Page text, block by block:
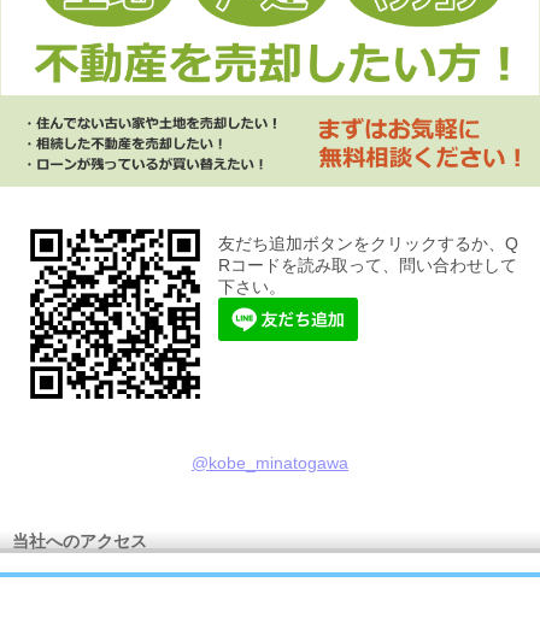
友だち追加ボタンをクリックするか、Q
Rコードを読み取って、問い合わせして
下さい。
@kobe_minatogawa
当社へのアクセス